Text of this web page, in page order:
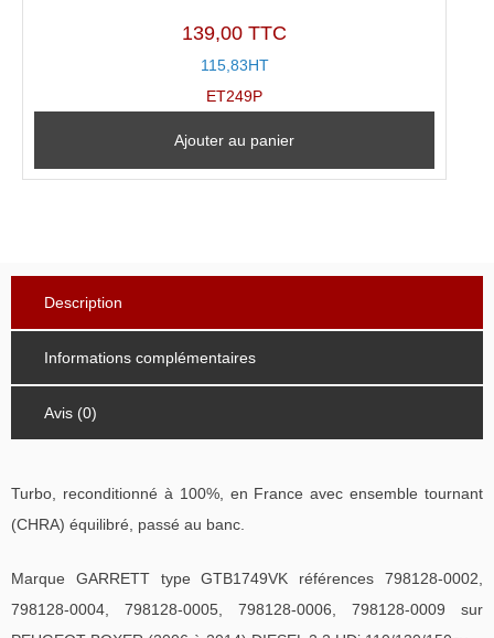
139,00 TTC
115,83HT
ET249P
Ajouter au panier
Description
Informations complémentaires
Avis (0)
Turbo, reconditionné à 100%, en France avec ensemble tournant
(CHRA) équilibré, passé au banc.
Marque GARRETT type GTB1749VK références 798128-0002,
798128-0004, 798128-0005, 798128-0006, 798128-0009 sur